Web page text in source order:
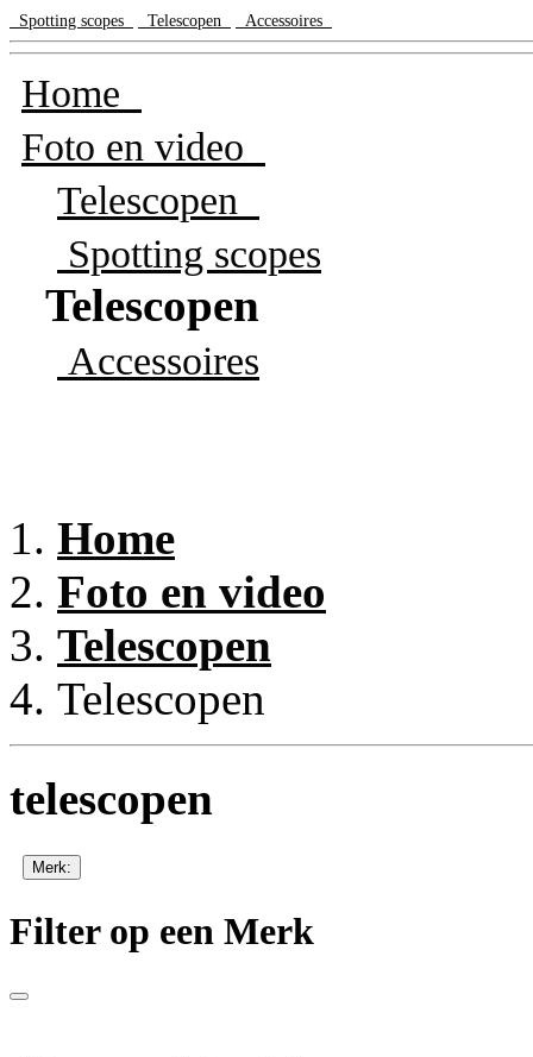
Spotting scopes Telescopen Accessoires
Home
Foto en video
Telescopen
Spotting scopes
Telescopen
Accessoires
Home
Foto en video
Telescopen
Telescopen
telescopen
Merk:
Filter op een Merk